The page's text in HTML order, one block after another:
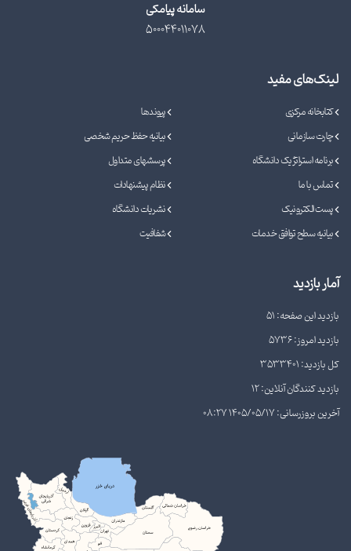
سامانه پیامکی
500044011078
لینک‌های مفید
کتابخانه مرکزی
پیوندها
چارت سازمانی
بیانیه حفظ حریم شخصی
برنامه استراتژیک دانشگاه
پرسشهای متداول
تماس با ما
نظام پیشنهادات
پست الکترونیک
نشریات دانشگاه
بیانیه سطح توافق خدمات
شفافیت
آمار بازدید
بازدید این صفحه: 51
بازدید امروز: 5736
کل بازدید: 3533401
بازدید کنندگان آنلاین: 12
آخرین بروزرسانی: 1405/05/17 08:27